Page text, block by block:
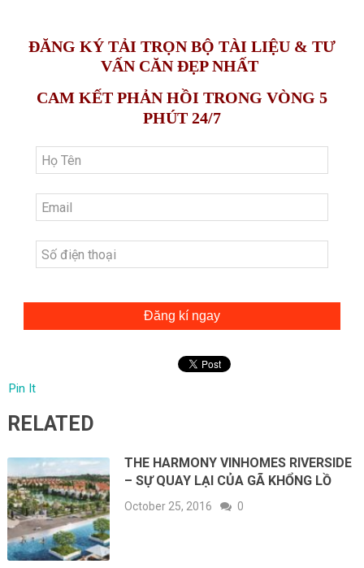
ĐĂNG KÝ TẢI TRỌN BỘ TÀI LIỆU & TƯ
VẤN CĂN ĐẸP NHẤT
CAM KẾT PHẢN HỒI TRONG VÒNG 5
PHÚT 24/7
Đăng kí ngay
Pin It
RELATED
THE HARMONY VINHOMES RIVERSIDE
– SỰ QUAY LẠI CỦA GÃ KHỔNG LỒ
October 25, 2016 0